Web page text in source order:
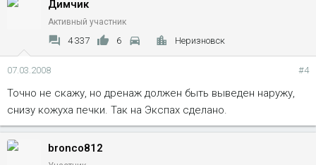
Димчик
Активный участник
4 337 6 Неризновск
07.03.2008 #4
Точно не скажу, но дренаж должен быть выведен наружу,
снизу кожуха печки. Так на Экспах сделано.
bronco812